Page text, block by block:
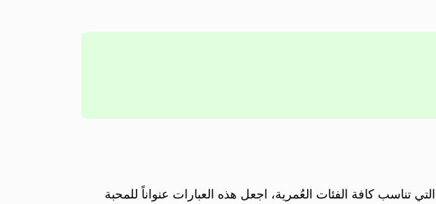
تناسب كافة الفئات العُمرية، اجعل هذه العبارات عنواناً للمحبة